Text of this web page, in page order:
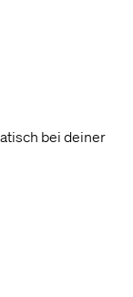
bei deiner